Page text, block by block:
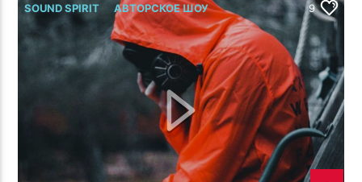
SOUND SPIRIT АВТОРСКОЕ ШОУ 9